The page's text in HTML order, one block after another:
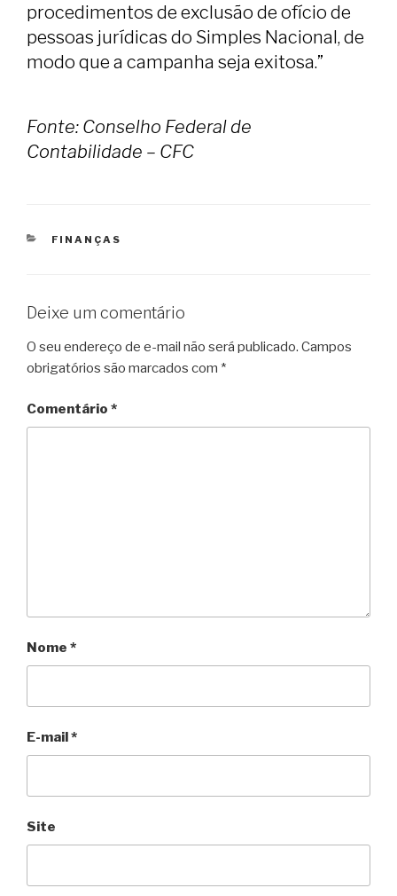
procedimentos de exclusão de ofício de
pessoas jurídicas do Simples Nacional, de
modo que a campanha seja exitosa.”
Fonte: Conselho Federal de
Contabilidade – CFC
CATEGORIAS
FINANÇAS
Deixe um comentário
O seu endereço de e-mail não será publicado. Campos
obrigatórios são marcados com *
Comentário *
Nome *
E-mail*
Site